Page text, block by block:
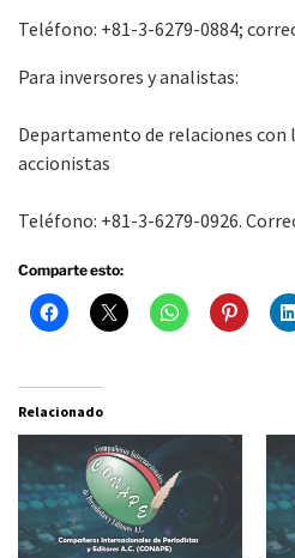
Teléfono: +81-3-6279-0884;
Para inversores y analistas:
Departamento de relaciones con
accionistas
Teléfono: +81-3-6279-0926.
Comparte esto:
Relacionado